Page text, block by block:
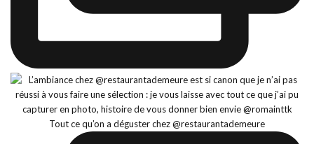
Tout ce qu’on a déguster chez @restaurantademeure